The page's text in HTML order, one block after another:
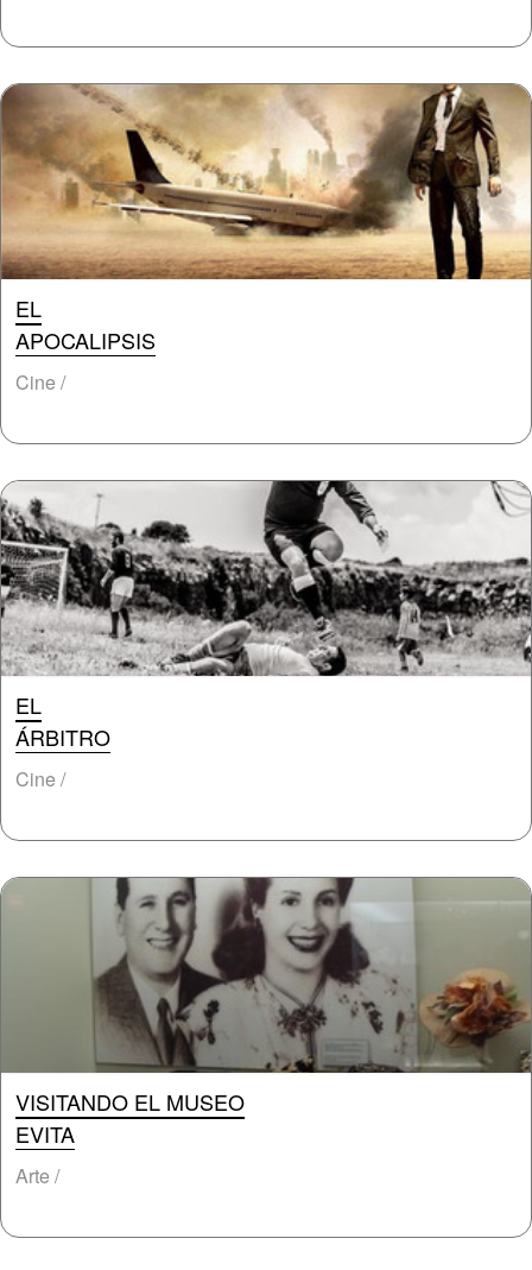
EL
APOCALIPSIS
Cine /
EL
ÁRBITRO
Cine /
VISITANDO EL MUSEO
EVITA
Arte /